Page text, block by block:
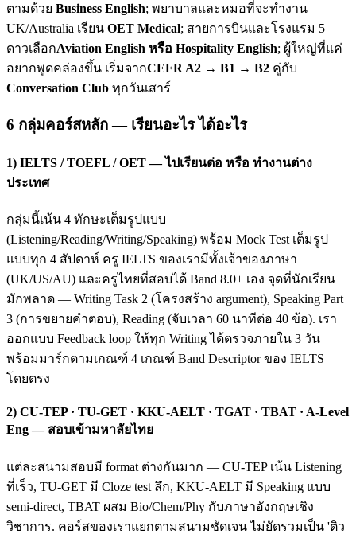
ตามด้วย Business English; พยาบาลและหมอที่จะทำงาน
UK/Australia เรียน OET Medical; สายการบินและโรงแรม 5
ดาวเลือกAviation English หรือ Hospitality English; ผู้ใหญ่ที่แค่
อยากพูดคล่องขึ้น เริ่มจากCEFR A2 → B1 → B2 คู่กับ
Conversation Club ทุกวันเสาร์
6 กลุ่มคอร์สหลัก — เรียนอะไร ได้อะไร
1) IELTS / TOEFL / OET — ไปเรียนต่อ หรือ ทำงานต่าง
ประเทศ
กลุ่มนี้เน้น 4 ทักษะเต็มรูปแบบ
(Listening/Reading/Writing/Speaking) พร้อม Mock Test เต็มรูป
แบบทุก 4 สัปดาห์ ครู IELTS ของเรามีทั้งเจ้าของภาษา
(UK/US/AU) และครูไทยที่สอบได้ Band 8.0+ เอง จุดที่นักเรียน
มักพลาด — Writing Task 2 (โครงสร้าง argument), Speaking Part
3 (การขยายคำตอบ), Reading (จับเวลา 60 นาทีต่อ 40 ข้อ). เรา
ออกแบบ Feedback loop ให้ทุก Writing ได้ตรวจภายใน 3 วัน
พร้อมมาร์กตามเกณฑ์ 4 เกณฑ์ Band Descriptor ของ IELTS
โดยตรง
2) CU-TEP · TU-GET · KKU-AELT · TGAT · TBAT · A-Level
Eng — สอบเข้ามหาลัยไทย
แต่ละสนามสอบมี format ต่างกันมาก — CU-TEP เน้น Listening
ที่เร็ว, TU-GET มี Cloze test ลึก, KKU-AELT มี Speaking แบบ
semi-direct, TBAT ผสม Bio/Chem/Phy กับภาษาอังกฤษเชิง
วิชาการ. คอร์สของเราแยกตามสนามชัดเจน ไม่ยัดรวมเป็น 'ติว